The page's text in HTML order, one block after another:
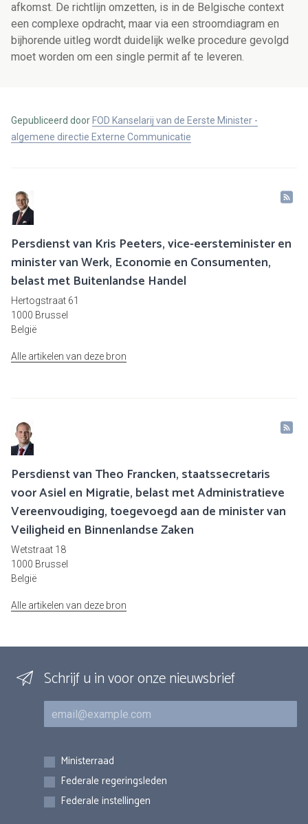
afkomst. De richtlijn omzetten, is in de Belgische context
een complexe opdracht, maar via een stroomdiagram en
bijhorende uitleg wordt duidelijk welke procedure gevolgd
moet worden om een single permit af te leveren.
Gepubliceerd door FOD Kanselarij van de Eerste Minister -
algemene directie Externe Communicatie
Persdienst van Kris Peeters, vice-eersteminister en
minister van Werk, Economie en Consumenten,
belast met Buitenlandse Handel
Hertogstraat 61
1000 Brussel
België
Alle artikelen van deze bron
Persdienst van Theo Francken, staatssecretaris
voor Asiel en Migratie, belast met Administratieve
Vereenvoudiging, toegevoegd aan de minister van
Veiligheid en Binnenlandse Zaken
Wetstraat 18
1000 Brussel
België
Alle artikelen van deze bron
Schrijf u in voor onze nieuwsbrief
E-mail
Inschrijvingen
Ministerraad
Federale regeringsleden
Federale instellingen